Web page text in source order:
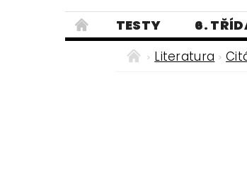
TESTY 6.
PRAVOPIS
ČEŠTINA PRO
Literatura